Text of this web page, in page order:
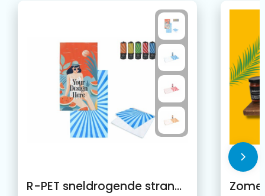
R-PET sneldrogende strandlaken 100x180cm met opbergzak (200g/m²) sublimatie